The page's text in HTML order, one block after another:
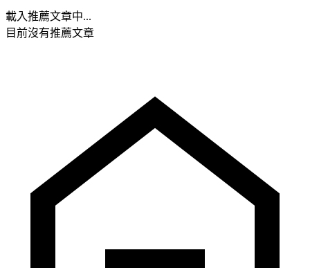
載入推薦文章中...
目前沒有推薦文章